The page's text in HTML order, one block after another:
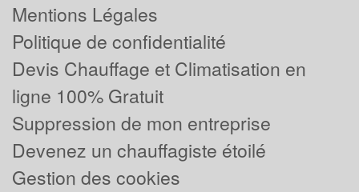
Mentions Légales
Politique de confidentialité
Devis Chauffage et Climatisation en
ligne 100% Gratuit
Suppression de mon entreprise
Devenez un chauffagiste étoilé
Gestion des cookies